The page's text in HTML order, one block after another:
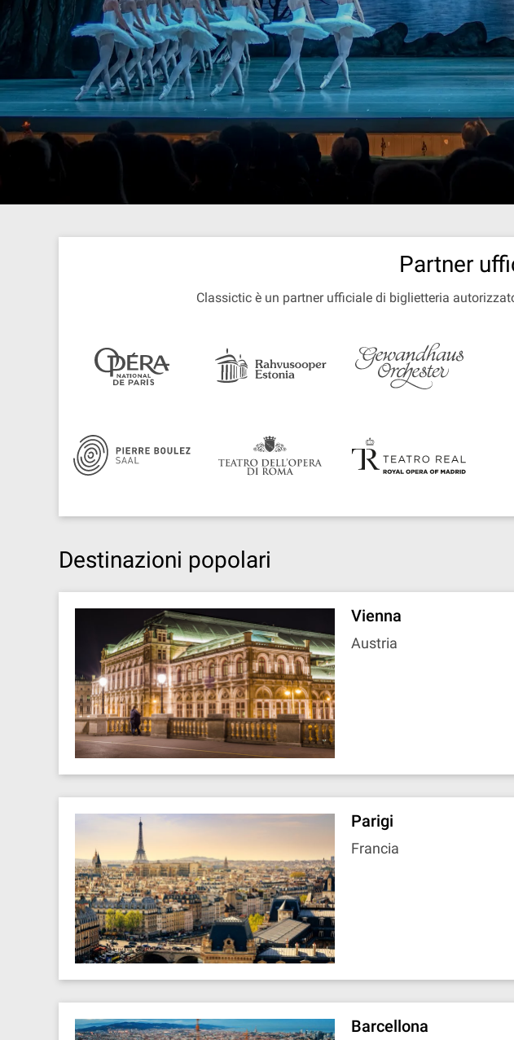
Partner
Classictic è un partner ufficiale di biglietteria
Destinazioni popolari
Vienna
Austria
Parigi
Francia
Barcellona